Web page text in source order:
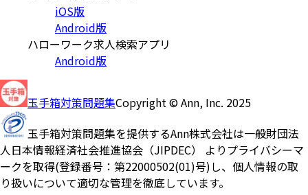
iOS版
Android版
ハローワーク求人検索アプリ
Android版
玉手箱対策問題集Copyright © Ann, Inc. 2025
玉手箱対策問題集を提供するAnn株式会社は一般財団法
人日本情報経済社会推進協会（JIPDEC） よりプライバシーマ
ークを取得(登録番号：第22000502(01)号)し、個人情報の取
り扱いについて適切な管理を徹底しています。